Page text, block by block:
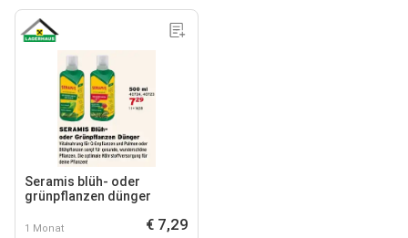
Seramis blüh- oder
grünpflanzen dünger
1 Monat € 7,29